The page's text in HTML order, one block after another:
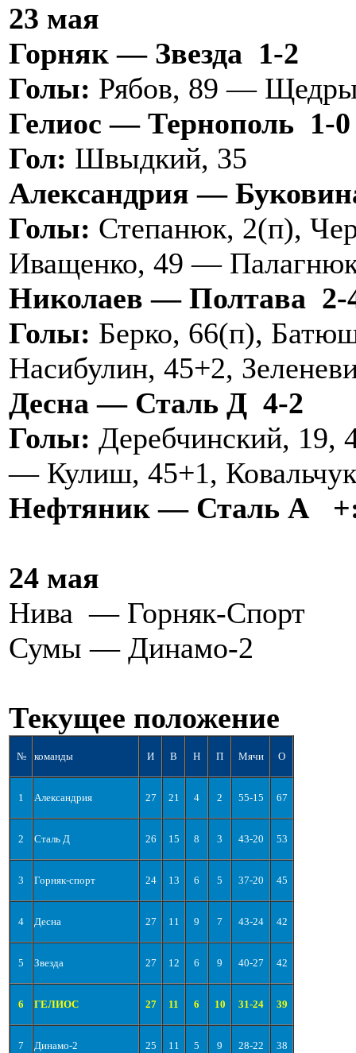
23 мая
Горняк — Звезда 1-2
Голы: Рябов, 89 —
Гелиос — Тернополь 1-0
Гол: Швыдкий, 35
Александрия —
Голы: Степанюк, 2(п),
Иващенко, 49 —
Николаев — Полтава 2-
Голы: Берко, 66(п),
Насибулин, 45+2,
Десна — Сталь Д 4-2
Голы: Деребчинский, 19,
— Кулиш, 45+1,
Нефтяник — Сталь А
24 мая
Нива — Горняк-Спорт
Сумы — Динамо-2
Текущее положение
№ команды И В Н П Мячи О
1 Александрия 27 21 4 2 55-15 67
2 Сталь Д 26 15 8 3 43-20 53
3 Горняк-спорт 24 13 6 5 37-20 45
4 Десна 27 11 9 7 43-24 42
5 Звезда 27 12 6 9 40-27 42
6 ГЕЛИОС 27 11 6 10 31-24 39
7 Динамо-2 25 11 5 9 28-22 38